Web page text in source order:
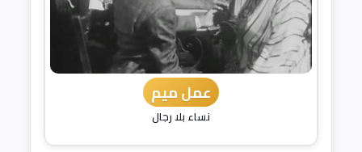
عمل ميم
نساء بلا رجال